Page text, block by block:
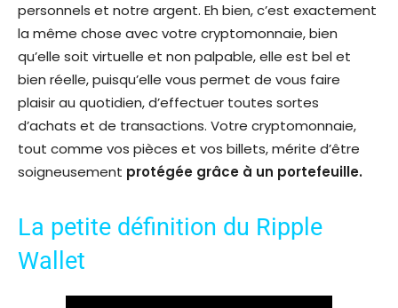
personnels et notre argent. Eh bien, c’est exactement
la même chose avec votre cryptomonnaie, bien
qu’elle soit virtuelle et non palpable, elle est bel et
bien réelle, puisqu’elle vous permet de vous faire
plaisir au quotidien, d’effectuer toutes sortes
d’achats et de transactions. Votre cryptomonnaie,
tout comme vos pièces et vos billets, mérite d’être
soigneusement protégée grâce à un portefeuille.
La petite définition du Ripple
Wallet